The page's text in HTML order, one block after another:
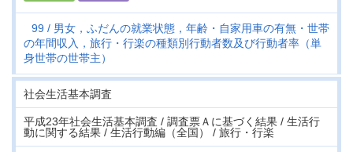
99
男女，ふだんの就業状態，年齢・自家用車の有無・世帯
の年間収入，旅行・行楽の種類別行動者数及び行動者率（単
身世帯の世帯主）
社会生活基本調査
平成23年社会生活基本調査 / 調査票Ａに基づく結果 / 生活行
動に関する結果 / 生活行動編（全国） / 旅行・行楽